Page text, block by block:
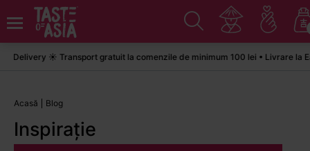
☀️ Transport gratuit la comenzile de minimum 100 lei • Livrare la
Acasă Blog
Inspirație